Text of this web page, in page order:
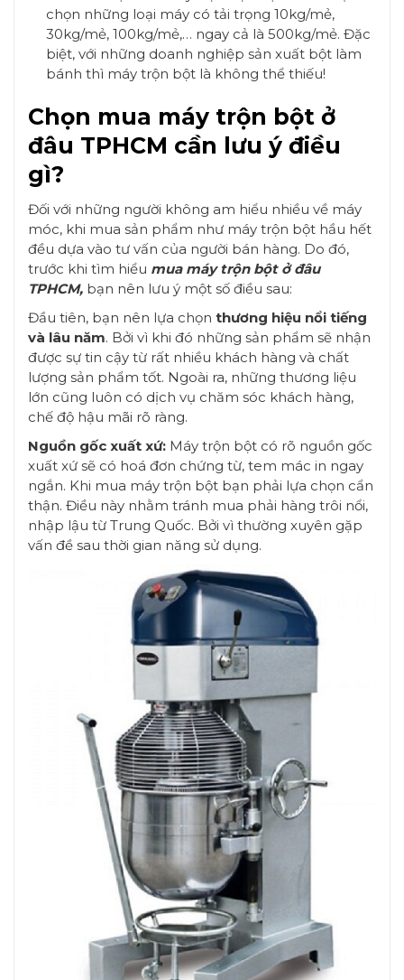
chọn những loại máy có tải trọng 10kg/mẻ,
30kg/mẻ, 100kg/mẻ,… ngay cả là 500kg/mẻ. Đặc
biệt, với những doanh nghiệp sản xuất bột làm
bánh thì máy trộn bột là không thể thiếu!
Chọn mua máy trộn bột ở
đâu TPHCM cần lưu ý điều
gì?
Đối với những người không am hiểu nhiều về máy
móc, khi mua sản phẩm như máy trộn bột hầu hết
đều dựa vào tư vấn của người bán hàng. Do đó,
trước khi tìm hiểu mua máy trộn bột ở đâu
TPHCM, bạn nên lưu ý một số điều sau:
Đầu tiên, bạn nên lựa chọn thương hiệu nổi tiếng
và lâu năm. Bởi vì khi đó những sản phẩm sẽ nhận
được sự tin cậy từ rất nhiều khách hàng và chất
lượng sản phẩm tốt. Ngoài ra, những thương liệu
lớn cũng luôn có dịch vụ chăm sóc khách hàng,
chế độ hậu mãi rõ ràng.
Nguồn gốc xuất xứ: Máy trộn bột có rõ nguồn gốc
xuất xứ sẽ có hoá đơn chứng từ, tem mác in ngay
ngắn. Khi mua máy trộn bột bạn phải lựa chọn cẩn
thận. Điều này nhằm tránh mua phải hàng trôi nổi,
nhập lậu từ Trung Quốc. Bởi vì thường xuyên gặp
vấn đề sau thời gian năng sử dụng.